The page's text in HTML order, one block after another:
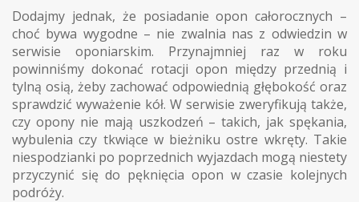
Dodajmy jednak, że posiadanie opon całorocznych –
choć bywa wygodne – nie zwalnia nas z odwiedzin w
serwisie oponiarskim. Przynajmniej raz w roku
powinniśmy dokonać rotacji opon między przednią i
tylną osią, żeby zachować odpowiednią głębokość oraz
sprawdzić wyważenie kół. W serwisie zweryfikują także,
czy opony nie mają uszkodzeń – takich, jak spękania,
wybulenia czy tkwiące w bieżniku ostre wkręty. Takie
niespodzianki po poprzednich wyjazdach mogą niestety
przyczynić się do pęknięcia opon w czasie kolejnych
podróży.